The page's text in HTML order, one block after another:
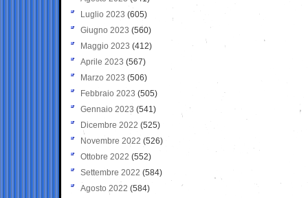
Luglio 2023 (605)
Giugno 2023 (560)
Maggio 2023 (412)
Aprile 2023 (567)
Marzo 2023 (506)
Febbraio 2023 (505)
Gennaio 2023 (541)
Dicembre 2022 (525)
Novembre 2022 (526)
Ottobre 2022 (552)
Settembre 2022 (584)
Agosto 2022 (584)